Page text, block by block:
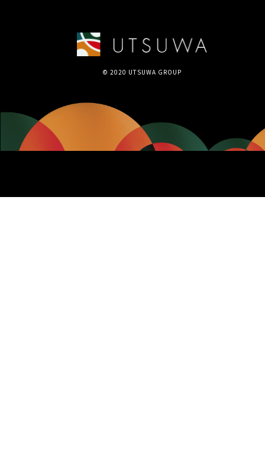
© 2020 UTSUWA GROUP